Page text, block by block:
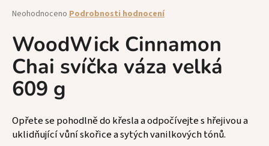
Průměrné
produktu
je
0,0
z
5
hvězdiček.
Neohodnoceno Podrobnosti hodnocení
WoodWick Cinnamon
Chai svíčka váza velká
609 g
Opřete se pohodlně do křesla a odpočívejte s hřejivou a
uklidňující vůní skořice a sytých vanilkových tónů.
a
j
í
t
?
HLEDAT